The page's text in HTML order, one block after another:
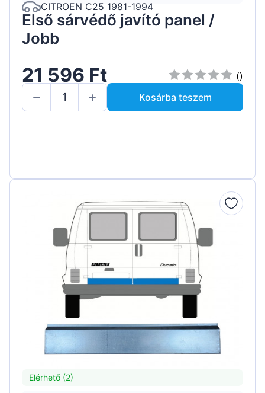
CITROEN C25 1981-1994
Első sárvédő javító panel /
Jobb
21 596 Ft
()
Kosárba teszem
Elérhető (2)